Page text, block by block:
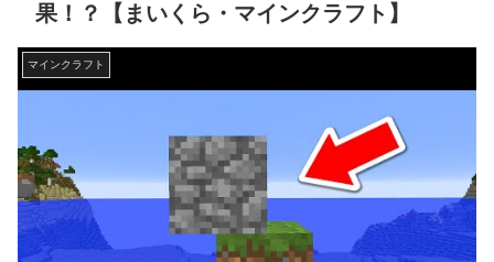
果！？【まいくら・マインクラフト】
マインクラフト